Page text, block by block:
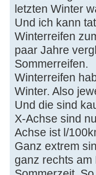
letzten Winter
Und ich kann
Winterreifen
paar Jahre
Sommerreifen.
Winterreifen
Winter. Also
Und die sind
X-Achse sind
Achse ist l/
Ganz extrem
ganz rechts